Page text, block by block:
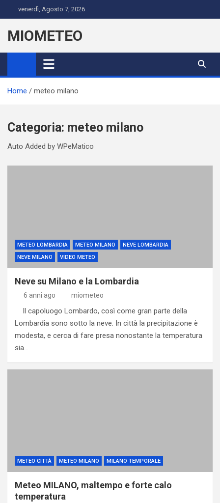
to
content
venerdì, Agosto 7, 2026
MIOMETEO
Home meteo milano
Categoria: meteo milano
Auto Added by WPeMatico
METEO LOMBARDIA METEO MILANO
NEVE LOMBARDIA
NEVE MILANO
VIDEO METEO
Neve su Milano e la Lombardia
6 anni ago miometeo
Il capoluogo Lombardo, così come gran parte della
Lombardia sono sotto la neve. In città la precipitazione è
modesta, e cerca di fare presa nonostante la temperatura
sia…
METEO CITTÀ METEO MILANO MILANO TEMPORALE
Meteo MILANO, maltempo e forte calo
temperatura